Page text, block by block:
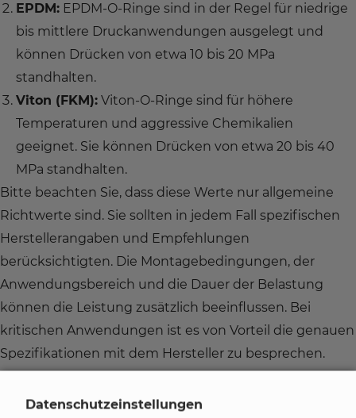
Datenschutzeinstellungen
EPDM: EPDM-O-Ringe sind in der Regel für niedrige
bis mittlere Druckanwendungen ausgelegt und
können Drücken von etwa 10 bis 20 MPa
standhalten.
Viton (FKM): Viton-O-Ringe sind für höhere
Temperaturen und aggressive Chemikalien
geeignet. Sie können Drücken von etwa 20 bis 40
MPa standhalten.
Bitte beachten Sie, dass diese Werte nur allgemeine
Richtwerte sind. Sie sollten in jedem Fall spezifischen
Herstellerangaben und Empfehlungen
berücksichtigten. Die Montagebedingungen, der
Anwendungsbereich und die Dauer der Belastung
können die Leistung zusätzlich beeinflussen. Bei
kritischen Anwendungen ist es von Vorteil die genauen
Spezifikationen mit dem Hersteller zu besprechen.